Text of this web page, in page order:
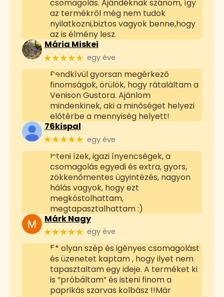
csomagolás. Ajándéknak szánom, így
az termékről még nem tudok
nyilatkozni,biztos vagyok benne,hogy
az is élmény lesz.
Mária Miskei
★★★★★ egy éve
Rendkívül gyorsan megérkező
finomságok, örülök, hogy rátaláltam a
Venison Gustora. Ajánlom
mindenkinek, aki a minőséget helyezi
előtérbe a mennyiség helyett!
76kispal
★★★★★ egy éve
Isteni ízek, igazi ínyencségek, a
csomagolás egyedi és extra, gyors,
zökkenőmentes ügyintézés, nagyon
hálás vagyok, hogy ezt
megkóstolhattam,
megtapasztalhattam :)
Márk Nagy
★★★★★ egy éve
5* olyan szép és igényes csomagolást
és üzenetet kaptam , hogy ilyet nem
tapasztaltam egy ideje. A terméket ki
is “próbáltam” és isteni finom a
paprikás szarvas kolbász !!Már